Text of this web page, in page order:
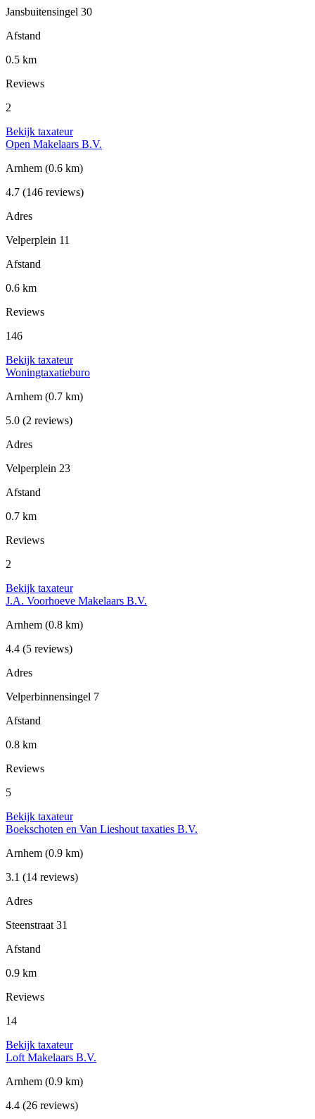
Jansbuitensingel 30
Afstand
0.5 km
Reviews
2
Bekijk taxateur
Open Makelaars B.V.
Arnhem (0.6 km)
4.7 (146 reviews)
Adres
Velperplein 11
Afstand
0.6 km
Reviews
146
Bekijk taxateur
Woningtaxatieburo
Arnhem (0.7 km)
5.0 (2 reviews)
Adres
Velperplein 23
Afstand
0.7 km
Reviews
2
Bekijk taxateur
J.A. Voorhoeve Makelaars B.V.
Arnhem (0.8 km)
4.4 (5 reviews)
Adres
Velperbinnensingel 7
Afstand
0.8 km
Reviews
5
Bekijk taxateur
Boekschoten en Van Lieshout taxaties B.V.
Arnhem (0.9 km)
3.1 (14 reviews)
Adres
Steenstraat 31
Afstand
0.9 km
Reviews
14
Bekijk taxateur
Loft Makelaars B.V.
Arnhem (0.9 km)
4.4 (26 reviews)